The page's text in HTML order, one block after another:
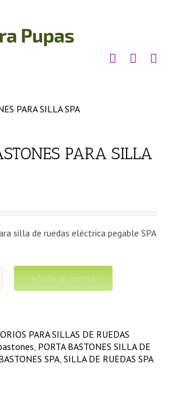
PARA SILLA
silla de ruedas eléctrica pegable SPA
Añadir al carrito
PARA SILLAS DE RUEDAS
, PORTA BASTONES SILLA DE
SPA, SILLA DE RUEDAS SPA